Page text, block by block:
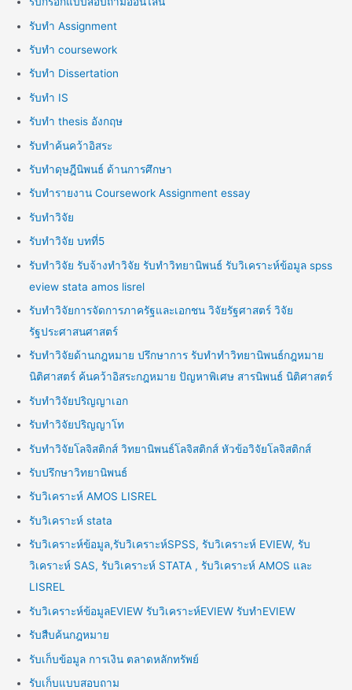
รับทำ Assignment
รับทำ coursework
รับทำ Dissertation
รับทำ IS
รับทำ thesis อังกฤษ
รับทำค้นคว้าอิสระ
รับทำดุษฎีนิพนธ์ ด้านการศึกษา
รับทำรายงาน Coursework Assignment essay
รับทำวิจัย
รับทำวิจัย บทที่5
รับทำวิจัย รับจ้างทำวิจัย รับทำวิทยานิพนธ์ รับวิเคราะห์ข้อมูล spss
eview stata amos lisrel
รับทำวิจัยการจัดการภาครัฐและเอกชน วิจัยรัฐศาสตร์ วิจัย
รัฐประศาสนศาสตร์
รับทำวิจัยด้านกฎหมาย ปรึกษาการ รับทำทำวิทยานิพนธ์กฎหมาย
นิติศาสตร์ ค้นคว้าอิสระกฎหมาย ปัญหาพิเศษ สารนิพนธ์ นิติศาสตร์
รับทำวิจัยปริญญาเอก
รับทำวิจัยปริญญาโท
รับทำวิจัยโลจิสติกส์ วิทยานิพนธ์โลจิสติกส์ หัวข้อวิจัยโลจิสติกส์
รับปรึกษาวิทยานิพนธ์
รับวิเคราะห์ AMOS LISREL
รับวิเคราะห์ stata
รับวิเคราะห์ข้อมูล,รับวิเคราะห์SPSS, รับวิเคราะห์ EVIEW, รับ
วิเคราะห์ SAS, รับวิเคราะห์ STATA , รับวิเคราะห์ AMOS และ
LISREL
รับวิเคราะห์ข้อมูลEVIEW รับวิเคราะห์EVIEW รับทำEVIEW
รับสืบค้นกฎหมาย
รับเก็บข้อมูล การเงิน ตลาดหลักทรัพย์
รับเก็บแบบสอบถาม